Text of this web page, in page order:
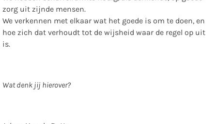
zorg uit zijnde mensen.
We verkennen met elkaar wat het goede is om te doen, en
hoe zich dat verhoudt tot de wijsheid waar de regel op uit
is.
Wat denk jij hierover?